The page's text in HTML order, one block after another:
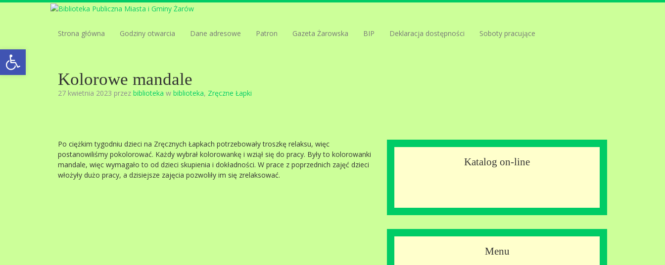
Strona główna Godziny otwarcia Dane adresowe Patron Gazeta Żarowska BIP Deklaracja dostępności Soboty pracujące
Kolorowe mandale
27 kwietnia 2023 przez biblioteka w biblioteka, Zręczne Łapki
Po ciężkim tygodniu dzieci na Zręcznych Łapkach potrzebowały troszkę relaksu, więc
postanowiliśmy pokolorować. Każdy wybrał kolorowankę i wziął się do pracy. Były to kolorowanki
mandale, więc wymagało to od dzieci skupienia i dokładności. W prace z poprzednich zajęć dzieci
włożyły dużo pracy, a dzisiejsze zajęcia pozwoliły im się zrelaksować.
Katalog on-line
Menu
Open toolbar